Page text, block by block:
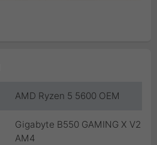
AMD Ryzen 5 5600 OEM
Gigabyte B550 GAMING X V2
AM4